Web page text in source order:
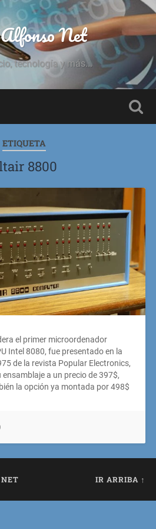
Net
tecnología y más...
ETIQUETA
8800
el primer microordenador
Intel 8080, fue presentado en la
de la revista Popular Electronics,
a un precio de 397$,
la opción ya montada por 498$
IR ARRIBA ↑